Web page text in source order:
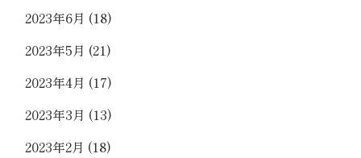
2023年6月 (18)
2023年5月 (21)
2023年4月 (17)
2023年3月 (13)
2023年2月 (18)